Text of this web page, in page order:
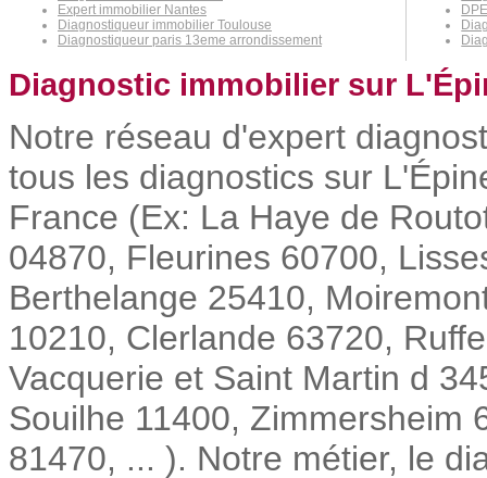
Expert immobilier Nantes
Diagnostiqueur immobilier Toulouse
Diagnostiqueur paris 13eme arrondissement
Diagnostic immobilier sur
Notre réseau d'expert
tous les diagnostics sur
France (Ex: La Haye de
04870, Fleurines 60700,
Berthelange 25410,
10210, Clerlande 63720,
Vacquerie et Saint Martin d
Souilhe 11400, Zimmersheim
81470, ... ). Notre métier, le